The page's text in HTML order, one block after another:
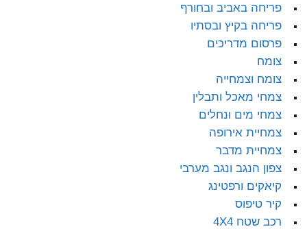
פריחה באביב ובחורף
פריחה בקיץ ובסתיו
פרסום מדריכים
צומח
צומח וצמחייה
צמחי מאכל ותבלין
צמחי מים ונחלים
צמחיית אירופה
צמחיית מדבר
צפון הנגב ונגב מערבי
קיאקים ורפטינג
קיר טיפוס
רכב שטח 4X4